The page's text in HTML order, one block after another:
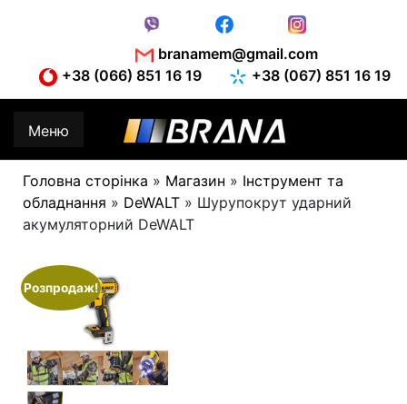
+38 (066) 851 16 19
+38 (067) 851 16 19
branamem@gmail.com
Меню
Головна сторінка » Магазин » Інструмент та
обладнання » DeWALT » Шурупокрут ударний
акумуляторний DeWALT
Розпродаж!